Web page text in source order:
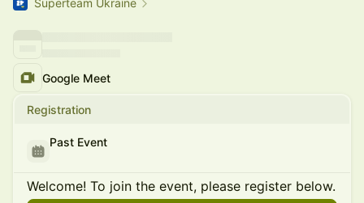
Superteam Ukraine
Google Meet
Registration
Past Event
Welcome! To join the event, please register below.